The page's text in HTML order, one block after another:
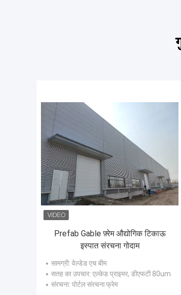
Prefab Gable फ़्रेम औद्योगिक टिकाऊ
इस्पात संरचना गोदाम
सामग्री: वेल्डेड एच बीम
सतह का उपचार: एल्केड प्राइमर, डीएफटी 80um
संरचना: पोर्टल संरचना फ्रेम